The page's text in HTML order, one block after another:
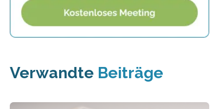
Verwandte Beiträge